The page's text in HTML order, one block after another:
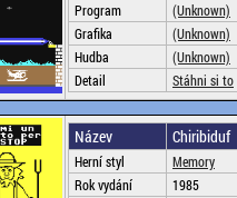
Program
(Unknown)
Grafika
(Unknown)
Hudba
(Unknown)
Detail
Stáhni si to
Název Chiribiduf
Herní styl
Memory
Rok vydání
1985